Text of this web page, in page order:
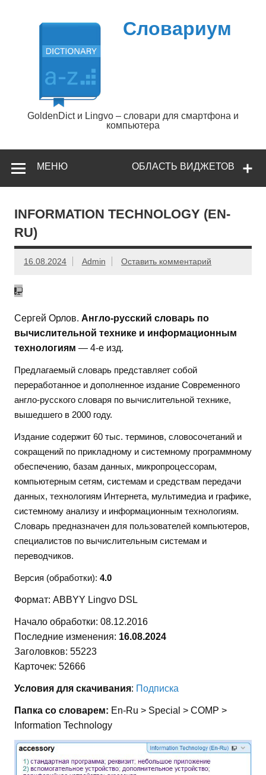
содержимому
Словариум
GoldenDict и Lingvo – словари для смартфона и
компьютера
ОБЛАСТЬ ВИДЖЕТОВ
МЕНЮ
INFORMATION TECHNOLOGY (EN-
RU)
16.08.2024 Admin Оставить комментарий
Сергей Орлов. Англо-русский словарь по
вычислительной технике и информационным
технологиям — 4-е изд.
Предлагаемый словарь представляет собой
переработанное и дополненное издание Современного
англо-русского словаря по вычислительной технике,
вышедшего в 2000 году.
Издание содержит 60 тыс. терминов, словосочетаний и
сокращений по прикладному и системному программному
обеспечению, базам данных, микропроцессорам,
компьютерным сетям, системам и средствам передачи
данных, технологиям Интернета, мультимедиа и графике,
системному анализу и информационным технологиям.
Словарь предназначен для пользователей компьютеров,
специалистов по вычислительным системам и
переводчиков.
Версия (обработки): 4.0
Формат: ABBYY Lingvo DSL
Начало обработки: 08.12.2016
Последние изменения: 16.08.2024
Заголовков: 55223
Карточек: 52666
Условия для скачивания: Подписка
Папка со словарем: En-Ru > Special > COMP >
Information Technology